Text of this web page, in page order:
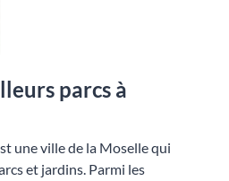
parcs à
une ville de la Moselle qui
et jardins. Parmi les